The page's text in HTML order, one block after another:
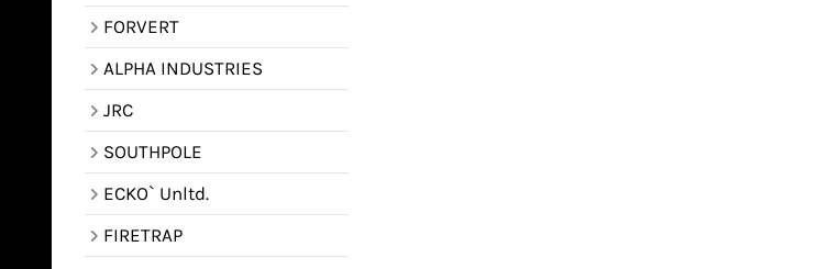
FORVERT
ALPHA INDUSTRIES
JRC
SOUTHPOLE
ECKO` Unltd.
FIRETRAP